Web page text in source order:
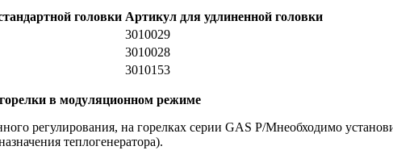
головки Артикул для удлиненной головки
3010029
3010028
3010153
в модуляционном режиме
регулирования, на горелках серии GAS P/Mнеобходимо
теплогенератора).